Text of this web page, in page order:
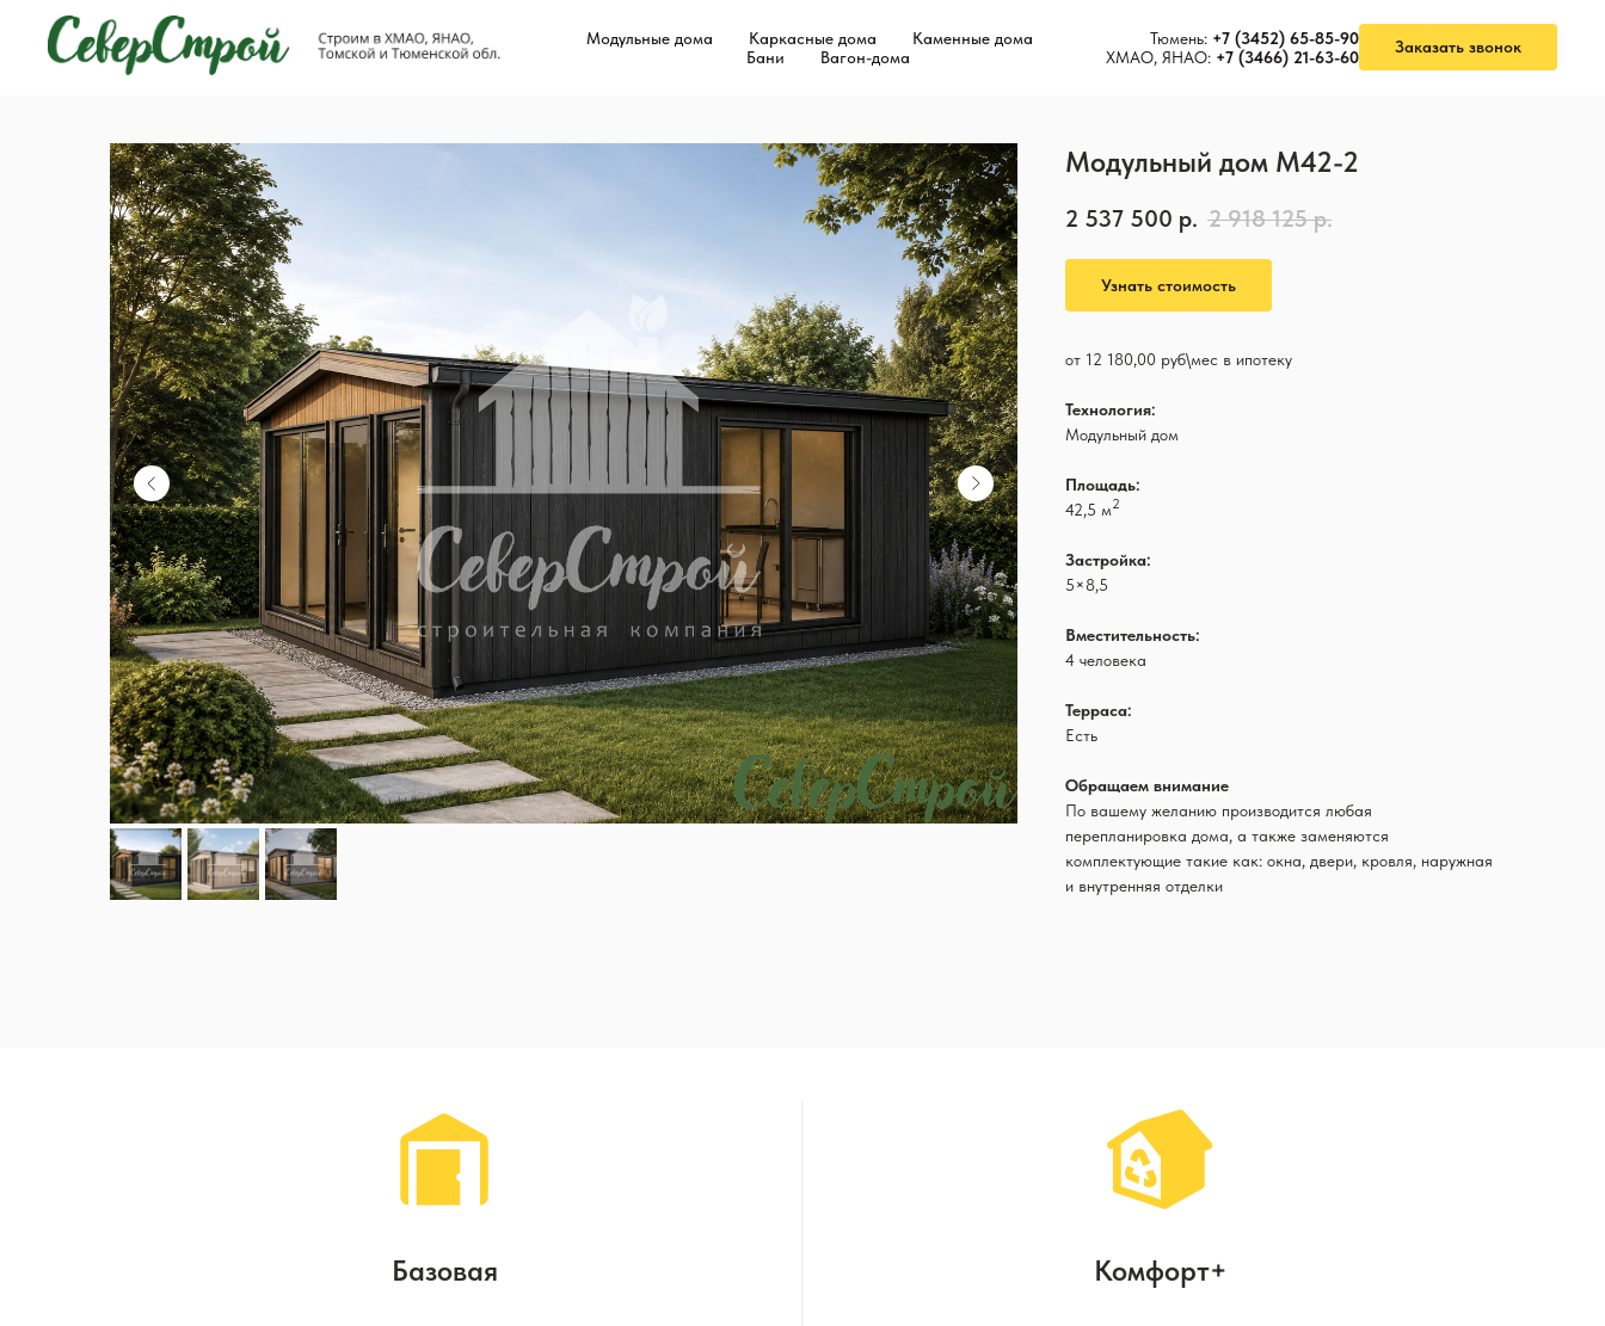
Модульные дома Каркасные дома
Каменные дома
Бани
Вагон-дома
Тюмень: +7 (3452) 65-85-90
ХМАО, ЯНАО: +7 (3466) 21-63-60
Заказать звонок
Модульный дом M42-2
2 537 500 р. 2 918 125 р.
Узнать стоимость
от 12 180,00 руб\мес в ипотеку
Технология:
Модульный дом
Площадь:
42,5 м2
Застройка:
5×8,5
Вместительность:
4 человека
Терраса:
Есть
Обращаем внимание
По вашему желанию производится любая
перепланировка дома, а также заменяются
комплектующие такие как: окна, двери, кровля, наружная
и внутренняя отделки
Базовая Комфорт+